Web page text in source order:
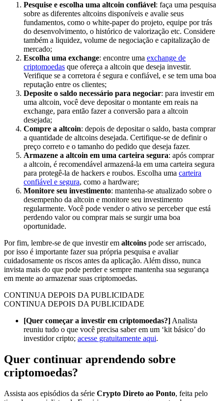
Pesquise e escolha uma altcoin confiável: faça uma pesquisa
sobre as diferentes altcoins disponíveis e avalie seus
fundamentos, como o white-paper do projeto, equipe por trás
do desenvolvimento, o histórico de valorização etc. Considere
também a liquidez, volume de negociação e capitalização de
mercado;
Escolha uma exchange: encontre uma exchange de
criptomoedas que ofereça a altcoin que deseja investir.
Verifique se a corretora é segura e confiável, e se tem uma boa
reputação entre os clientes;
Deposite o saldo necessário para negociar: para investir em
uma altcoin, você deve depositar o montante em reais na
exchange, para então fazer a conversão para a altcoin
desejada;
Compre a altcoin: depois de depositar o saldo, basta comprar
a quantidade de altcoins desejada. Certifique-se de definir o
preço correto e o tamanho do pedido que deseja fazer.
Armazene a altcoin em uma carteira segura: após comprar
a altcoin, é recomendável armazená-la em uma carteira segura
para protegê-la de hackers e roubos. Escolha uma carteira
confiável e segura, como a hardware;
Monitore seu investimento: mantenha-se atualizado sobre o
desempenho da altcoin e monitore seu investimento
regularmente. Você pode vender o ativo se perceber que está
perdendo valor ou comprar mais se surgir uma boa
oportunidade.
Por fim, lembre-se de que investir em altcoins pode ser arriscado,
por isso é importante fazer sua própria pesquisa e avaliar
cuidadosamente os riscos antes da aplicação. Além disso, nunca
invista mais do que pode perder e sempre mantenha sua segurança
em mente ao armazenar suas criptomoedas.
CONTINUA DEPOIS DA PUBLICIDADE
CONTINUA DEPOIS DA PUBLICIDADE
[Quer começar a investir em criptomoedas?] Analista
reuniu tudo o que você precisa saber em um ‘kit básico’ do
investidor cripto; acesse gratuitamente aqui.
Quer continuar aprendendo sobre
criptomoedas?
Assista aos episódios da série Crypto Direto ao Ponto, feita pelo